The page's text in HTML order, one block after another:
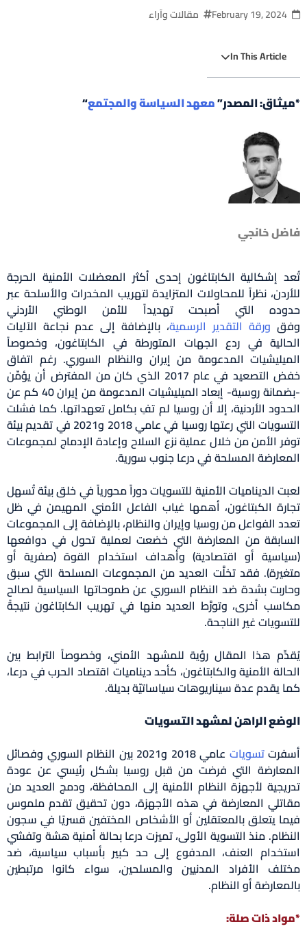
February 19, 2024 مقالات وآراء
In This Article
المصدر”معهد السياسة والمجتمع“
خانجي
إشكالية الكابتاغون إحدى أكثر المعضلات الأمنية الحرجة
نظراً للمحاولات المتزايدة لتهريب المخدرات والأسلحة عبر
التي أصبحت تهديداً للأمن الوطني الأردني
ورقة التقدير الرسمية، بالإضافة إلى عدم نجاعة الآليات
في ردع الجهات المتورطة في الكابتاغون، وخصوصاً
المدعومة من إيران والنظام السوري. رغم اتفاق
خفض التصعيد في عام 2017 الذي كان من المفترض أن يؤمِّن
-بضمانة روسية- إبعاد الميليشيات المدعومة من إيران 40 كم عن
الأردنية، إلا أن روسيا لم تفِ بكامل تعهداتها. كما فشلت
التسويات التي رعتها روسيا في عامي 2018 و2021 في تقديم بيئة
الأمن من خلال عملية نزع السلاح وإعادة الإدماج لمجموعات
المسلحة في درعا جنوب سورية.
الديناميات الأمنية للتسويات دوراً محورياً في خلق بيئة تُسهل
الكبتاغون، أهمها غياب الفاعل الأمني المهيمن في ظل
الفواعل من روسيا وإيران والنظام، بالإضافة إلى المجموعات
من المعارضة التي خضعت لعملية تحول في دوافعها
أو اقتصادية) وأهداف استخدام القوة (صفرية أو
فقد تخلَّت العديد من المجموعات المسلحة التي سبق
بشدة ضد النظام السوري عن طموحاتها السياسية لصالح
أخرى، وتورَّط العديد منها في تهريب الكابتاغون نتيجةً
غير الناجحة.
هذا المقال رؤية للمشهد الأمني، وخصوصاً الترابط بين
الأمنية والكابتاغون، كأحد ديناميات اقتصاد الحرب في درعا،
يقدم عدة سيناريوهات سياساتيّة بديلة.
الراهن لمشهد التسويات
تسويات
عامي 2018 و2021 بين النظام السوري وفصائل
التي فرضت من قبل روسيا بشكل رئيسي عن عودة
لأجهزة النظام الأمنية إلى المحافظة، ودمج العديد من
المعارضة في هذه الأجهزة، دون تحقيق تقدم ملموس
يتعلق بالمعتقلين أو الأشخاص المختفين قسريًا في سجون
منذ التسوية الأولى، تميزت درعا بحالة أمنية هشة وتفشي
العنف، المدفوع إلى حد كبير بأسباب سياسية، ضد
الأفراد المدنيين والمسلحين، سواء كانوا مرتبطين
أو النظام.
ذات صلة: